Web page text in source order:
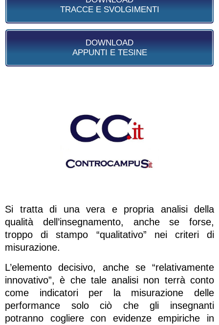
TRACCE E SVOLGIMENTI
DOWNLOAD
APPUNTI E TESINE
Si tratta di una vera e propria analisi della
qualità dell’insegnamento, anche se forse,
troppo di stampo “qualitativo” nei criteri di
misurazione.
L’elemento decisivo, anche se “relativamente
innovativo”, è che tale analisi non terrà conto
come indicatori per la misurazione delle
performance solo ciò che gli insegnanti
potranno cogliere con evidenze empiriche in